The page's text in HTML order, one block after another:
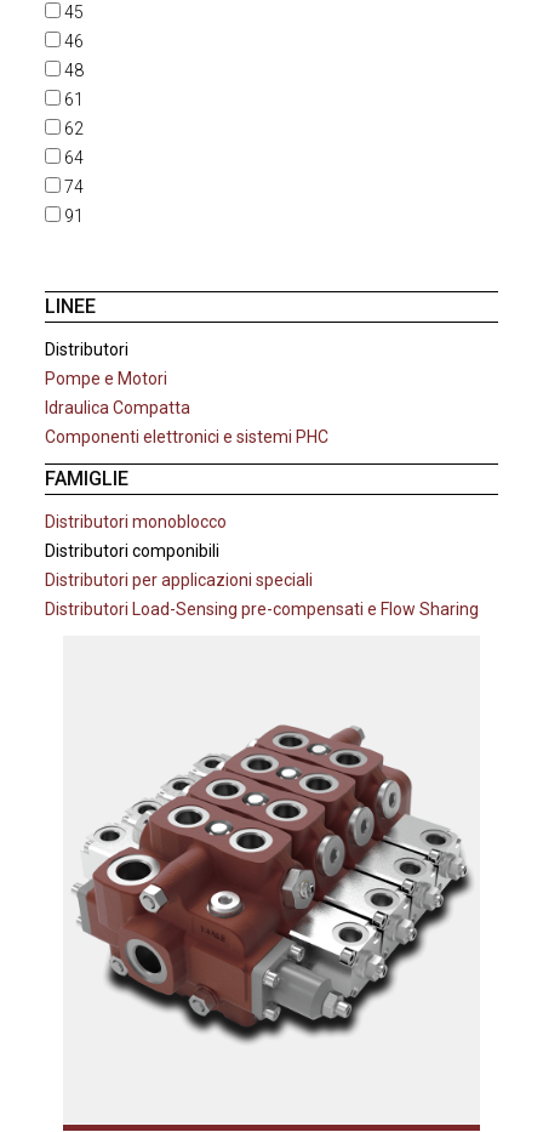
45
46
48
61
62
64
74
91
LINEE
Distributori
Pompe e Motori
Idraulica Compatta
Componenti elettronici e sistemi PHC
FAMIGLIE
Distributori monoblocco
Distributori componibili
Distributori per applicazioni speciali
Distributori Load-Sensing pre-compensati e Flow Sharing